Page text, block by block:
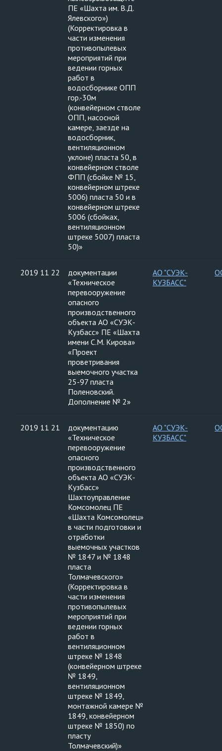
ПЕ «Шахта им. В.Д.
Ялевского»)
(Корректировка в
части изменения
противопылевых
мероприятий при
ведении горных
работ в
водосборнике ОПП
гор.-30м
(конвейерном стволе
ОПП, насосной
камере, заезде на
водосборник,
вентиляционном
уклоне) пласта 50, в
конвейерном стволе
ФПП (сбойке № 15,
конвейерном штреке
5006) пласта 50 и в
конвейерном штреке
5006 (сбойках,
вентиляционном
штреке 5007) пласта
50)»
2019 11 22
документации
«Техническое
перевооружение
опасного
производственного
объекта АО «СУЭК-
Кузбасс» ПЕ «Шахта
имени С.М. Кирова»
«Проект
проветривания
выемочного участка
25-97 пласта
Поленовский.
Дополнение № 2»
АО "СУЭК-
КУЗБАСС"
2019 11 21
документацию
«Техническое
перевооружение
опасного
производственного
объекта АО «СУЭК-
Кузбасс»
Шахтоуправление
Комсомолец ПЕ
«Шахта Комсомолец»
в части подготовки и
отработки
выемочных участков
№ 1847 и № 1848
пласта
Толмачевского»
(Корректировка в
части изменения
противопылевых
мероприятий при
ведении горных
работ в
вентиляционном
штреке № 1848
(конвейерном штреке
№ 1849,
вентиляционном
штреке № 1849,
монтажной камере №
1849, конвейерном
штреке № 1850) по
пласту
Толмачевский)»
АО "СУЭК-
КУЗБАСС"